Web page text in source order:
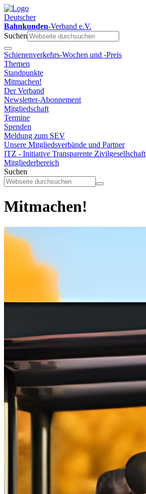
Deutscher
Bahnkunden-Verband e.V.
Suchen
Schienenverkehrs-Wochen und -Preis
Themen
Standpunkte
Mitmachen!
Der Verband
Newsletter-Abonnement
Mitgliedschaft
Termine
Spenden
Meldung zum SEV
Unsere Mitgliedsverbände und Partner
ITZ - Initiative Transparente Zivilgesellschaft
Mitgliederbereich
Suchen
Mitmachen!